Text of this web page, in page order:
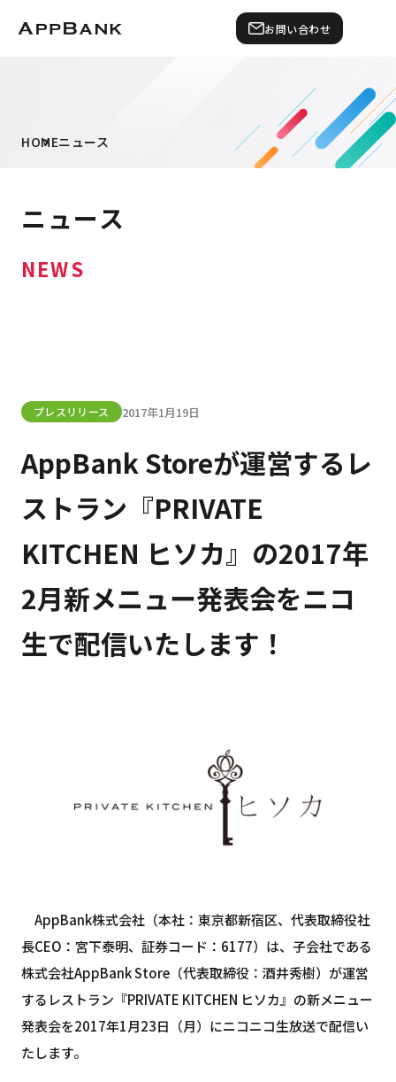
お問い合わせ
HOMEニュース
ニュース
NEWS
プレスリリース 2017年1月19日
AppBank Storeが運営するレ
ストラン『PRIVATE
KITCHEN ヒソカ』の2017年
2月新メニュー発表会をニコ
生で配信いたします！
AppBank株式会社（本社：東京都新宿区、代表取締役社
長CEO：宮下泰明、証券コード：6177）は、子会社である
株式会社AppBank Store（代表取締役：酒井秀樹）が運営
するレストラン『PRIVATE KITCHEN ヒソカ』の新メニュー
発表会を2017年1月23日（月）にニコニコ生放送で配信い
たします。